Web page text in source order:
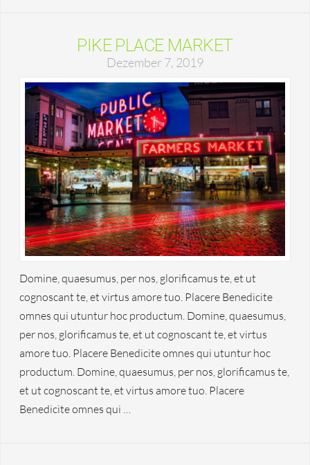
PIKE PLACE MARKET
Dezember 7, 2019
Domine, quaesumus, per nos, glorificamus te, et ut
cognoscant te, et virtus amore tuo. Placere Benedicite
omnes qui utuntur hoc productum. Domine, quaesumus,
per nos, glorificamus te, et ut cognoscant te, et virtus
amore tuo. Placere Benedicite omnes qui utuntur hoc
productum. Domine, quaesumus, per nos, glorificamus te,
et ut cognoscant te, et virtus amore tuo. Placere
Benedicite omnes qui …